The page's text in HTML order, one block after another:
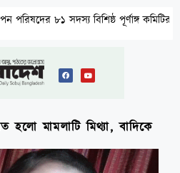
সদস্য বিশিষ্ঠ পূর্ণাঙ্গ কমিটির অনুমোদন
হলো মামলাটি মিথ্যা, বাদিকে